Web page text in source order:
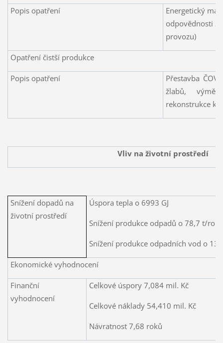
Popis opatření
Energetický
odpovědnosti
provozu)
Opatření čistší produkce
Popis opatření
Přestavba
žlabů,
rekonstrukce
Vliv na životní prostředí
Snížení dopadů na
životní prostředí
Úspora tepla o 6993 GJ
Snížení produkce odpadů o 78,7 t/rok
Snížení produkce odpadních vod o
Ekonomické vyhodnocení
Finanční
vyhodnocení
Celkové úspory 7,084 mil. Kč
Celkové náklady 54,410 mil. Kč
Návratnost 7,68 roků